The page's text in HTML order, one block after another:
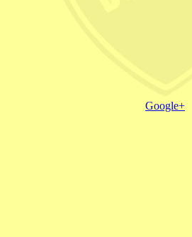
Google+